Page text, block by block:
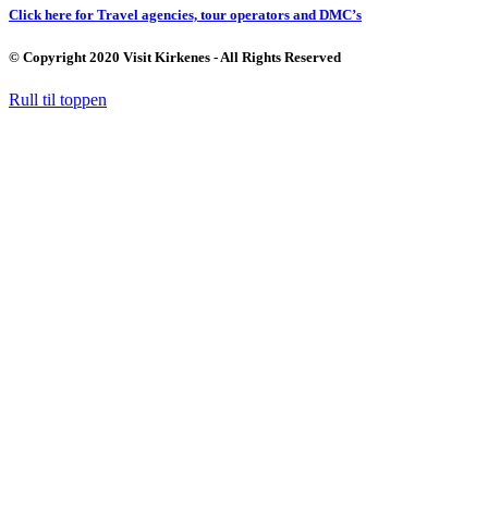
Click here for Travel agencies, tour operators and DMC’s
© Copyright 2020 Visit Kirkenes - All Rights Reserved
Rull til toppen